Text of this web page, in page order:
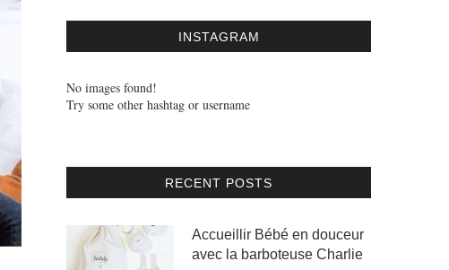
INSTAGRAM
No images found!
Try some other hashtag or username
RECENT POSTS
Accueillir Bébé en douceur
avec la barboteuse Charlie